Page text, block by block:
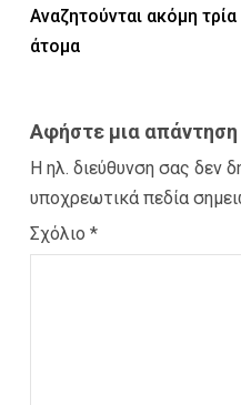
Αναζητούνται ακόμη τρία
άτομα
Αφήστε μια απάντηση
Η ηλ. διεύθυνση σας δεν
υποχρεωτικά πεδία
Σχόλιο *